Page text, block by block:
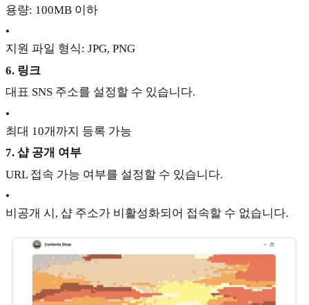
용량: 100MB 이하
•
지원 파일 형식: JPG, PNG
6. 링크
대표 SNS 주소를 설정할 수 있습니다.
•
최대 10개까지 등록 가능
7. 샵 공개 여부
URL 접속 가능 여부를 설정할 수 있습니다.
•
비공개 시, 샵 주소가 비활성화되어 접속할 수 없습니다.